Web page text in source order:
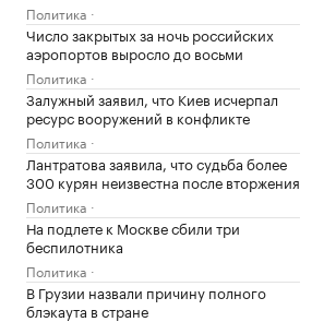
Политика
Число закрытых за ночь российских
аэропортов выросло до восьми
Политика
Залужный заявил, что Киев исчерпал
ресурс вооружений в конфликте
Политика
Лантратова заявила, что судьба более
300 курян неизвестна после вторжения
Политика
На подлете к Москве сбили три
беспилотника
Политика
В Грузии назвали причину полного
блэкаута в стране